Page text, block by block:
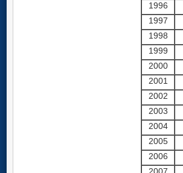
1996
1997
1998
1999
2000
2001
2002
2003
2004
2005
2006